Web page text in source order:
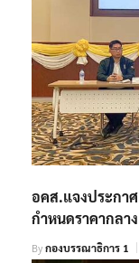
อคส.แจงประกาศ
กำหนดราคากลา
Byกองบรรณาธิการ 1